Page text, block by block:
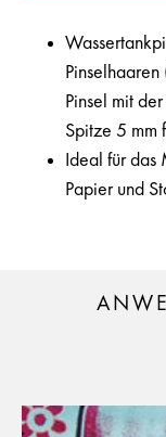
Pinsel mit
Spitze 5 mm
Ideal für das
Papier und